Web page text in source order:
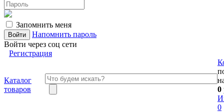
Запомнить меня
Напомнить пароль
Войти через соц сети
Регистрация
Каталог
товаров
0
0